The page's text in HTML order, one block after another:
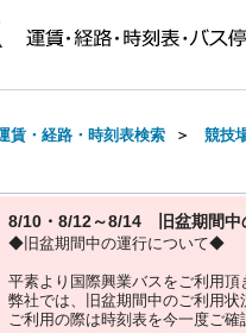
賃・経路・時刻表検索 ＞ 競技
8/10・8/12～8/14 旧盆期間中
◆旧盆期間中の運行について◆
平素より国際興業バスをご利用頂
弊社では、旧盆期間中のご利用状
ご利用の際は時刻表を今一度ご確